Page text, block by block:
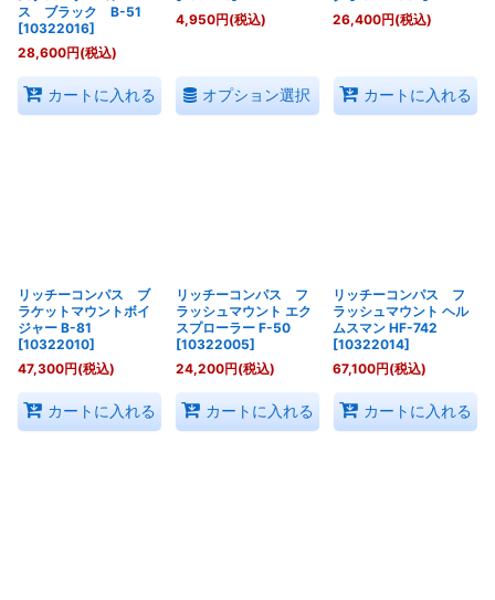
ス ブラック B-51
[10322016]
28,600円(税込)
カートに入れる
4,950円(税込)
オプション選択
26,400円(税込)
カートに入れる
リッチーコンパス ブ
ラケットマウントボイ
ジャー B-81
[10322010]
47,300円(税込)
カートに入れる
リッチーコンパス フ
ラッシュマウント エク
スプローラー F-50
[10322005]
24,200円(税込)
カートに入れる
リッチーコンパス フ
ラッシュマウント ヘル
ムスマン HF-742
[10322014]
67,100円(税込)
カートに入れる